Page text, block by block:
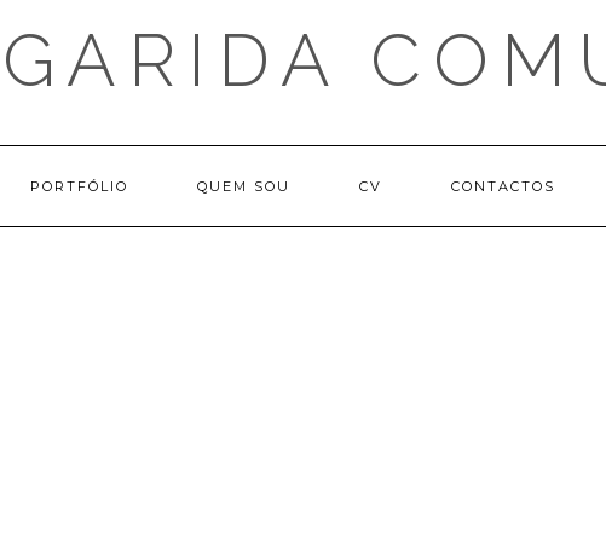
PORTFÓLIO QUEM SOU CV CONTACTOS